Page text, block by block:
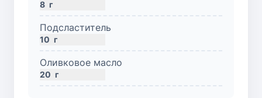
8 г
Подсластитель
10 г
Оливковое масло
20 г